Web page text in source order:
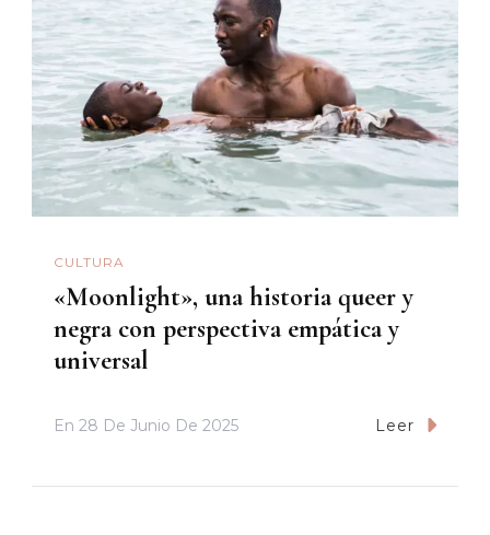
CULTURA
«Moonlight», una historia queer y
negra con perspectiva empática y
universal
En 28 De Junio De 2025 Leer